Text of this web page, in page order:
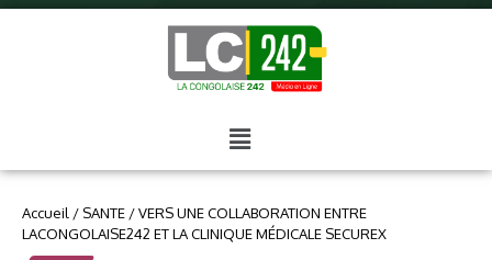
Accueil / SANTE /VERS UNE COLLABORATION ENTRE
LACONGOLAISE242 ET LA CLINIQUE MÉDICALE SECUREX